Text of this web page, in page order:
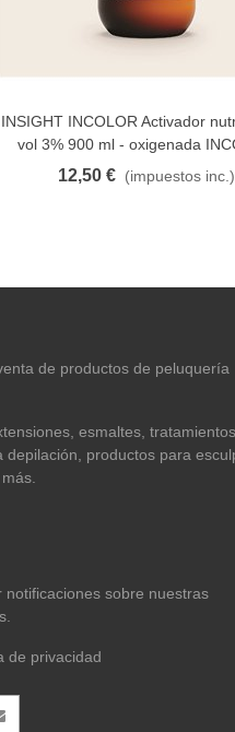
FAVORITO
INSIGHT INCOLOR Activador
vol 3% 900 ml - oxigenada
12,50 € (impuestos inc.)
de productos de peluquería
esmaltes,
productos para
sobre nuestras
de privacidad